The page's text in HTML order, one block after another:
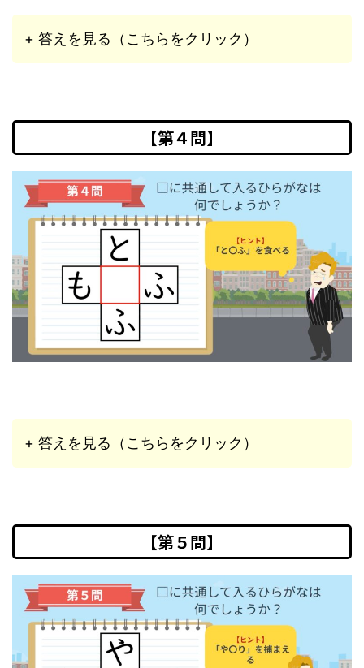
+ 答えを見る（こちらをクリック）
【第４問】
+ 答えを見る（こちらをクリック）
【第５問】